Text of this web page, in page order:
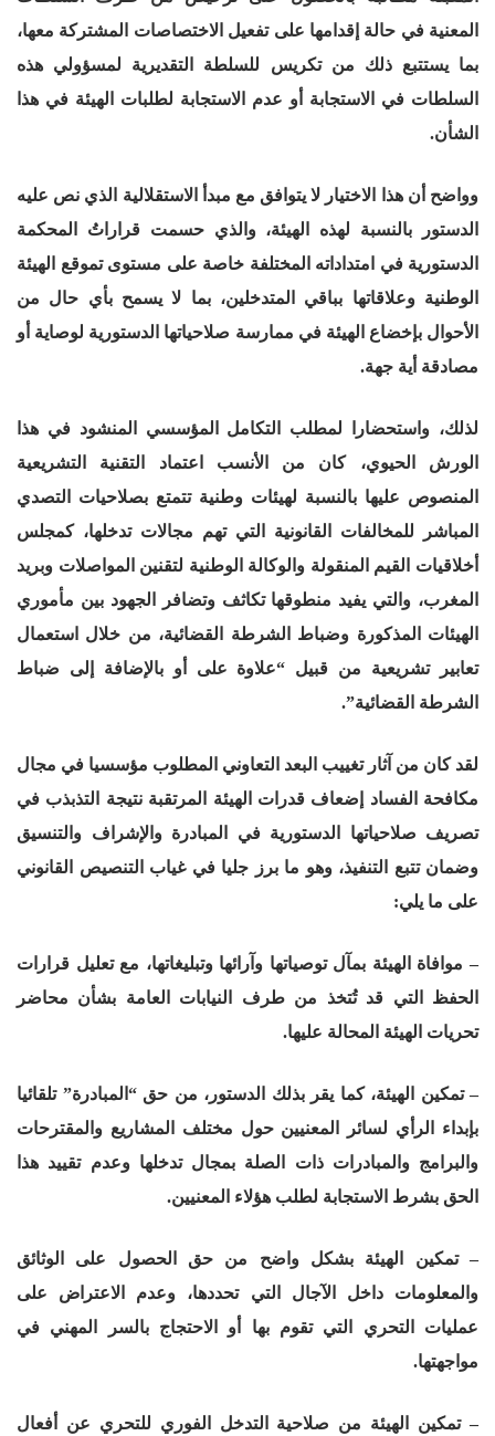
المعنية في حالة إقدامها على تفعيل الاختصاصات المشتركة معها،
بما يستتبع ذلك من تكريس للسلطة التقديرية لمسؤولي هذه
السلطات في الاستجابة أو عدم الاستجابة لطلبات الهيئة في هذا
الشأن.
وواضح أن هذا الاختيار لا يتوافق مع مبدأ الاستقلالية الذي نص عليه
الدستور بالنسبة لهذه الهيئة، والذي حسمت قراراتُ المحكمة
الدستورية في امتداداته المختلفة خاصة على مستوى تموقع الهيئة
الوطنية وعلاقاتها بباقي المتدخلين، بما لا يسمح بأي حال من
الأحوال بإخضاع الهيئة في ممارسة صلاحياتها الدستورية لوصاية أو
مصادقة أية جهة.
لذلك، واستحضارا لمطلب التكامل المؤسسي المنشود في هذا
الورش الحيوي، كان من الأنسب اعتماد التقنية التشريعية
المنصوص عليها بالنسبة لهيئات وطنية تتمتع بصلاحيات التصدي
المباشر للمخالفات القانونية التي تهم مجالات تدخلها، كمجلس
أخلاقيات القيم المنقولة والوكالة الوطنية لتقنين المواصلات وبريد
المغرب، والتي يفيد منطوقها تكاثف وتضافر الجهود بين مأموري
الهيئات المذكورة وضباط الشرطة القضائية، من خلال استعمال
تعابير تشريعية من قبيل “علاوة على أو بالإضافة إلى ضباط
الشرطة القضائية”.
لقد كان من آثار تغييب البعد التعاوني المطلوب مؤسسيا في مجال
مكافحة الفساد إضعاف قدرات الهيئة المرتقبة نتيجة التذبذب في
تصريف صلاحياتها الدستورية في المبادرة والإشراف والتنسيق
وضمان تتبع التنفيذ، وهو ما برز جليا في غياب التنصيص القانوني
على ما يلي:
– موافاة الهيئة بمآل توصياتها وآرائها وتبليغاتها، مع تعليل قرارات
الحفظ التي قد تُتخذ من طرف النيابات العامة بشأن محاضر
تحريات الهيئة المحالة عليها.
– تمكين الهيئة، كما يقر بذلك الدستور، من حق “المبادرة” تلقائيا
بإبداء الرأي لسائر المعنيين حول مختلف المشاريع والمقترحات
والبرامج والمبادرات ذات الصلة بمجال تدخلها وعدم تقييد هذا
الحق بشرط الاستجابة لطلب هؤلاء المعنيين.
– تمكين الهيئة بشكل واضح من حق الحصول على الوثائق
والمعلومات داخل الآجال التي تحددها، وعدم الاعتراض على
عمليات التحري التي تقوم بها أو الاحتجاج بالسر المهني في
مواجهتها.
– تمكين الهيئة من صلاحية التدخل الفوري للتحري عن أفعال